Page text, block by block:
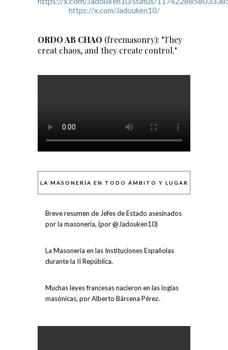
https://x.com/Jadouken10/
ORDO AB CHAO (freemasonry): "They
creat chaos, and they create control."
LA MASONERÍA EN TODO ÁMBITO Y LUGAR
Breve resumen de Jefes de Estado asesinados
por la masonería, (por @Jadouken10)
La Masonería en las Instituciones Españolas
durante la II República.
Muchas leyes francesas nacieron en las logias
masónicas, por Alberto Bárcena Pérez.